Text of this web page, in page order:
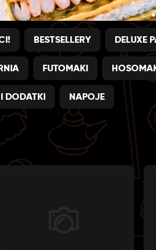
BESTSELLERY DELUXE
FUTOMAKI
DODATKI NAPOJE